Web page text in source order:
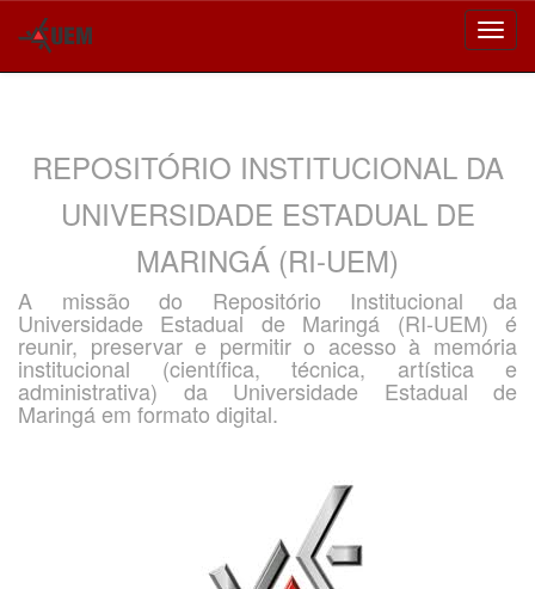
REPOSITÓRIO INSTITUCIONAL DA
UNIVERSIDADE ESTADUAL DE
MARINGÁ (RI-UEM)
A missão do Repositório Institucional da
Universidade Estadual de Maringá (RI-UEM) é
reunir, preservar e permitir o acesso à memória
institucional (científica, técnica, artística e
administrativa) da Universidade Estadual de
Maringá em formato digital.